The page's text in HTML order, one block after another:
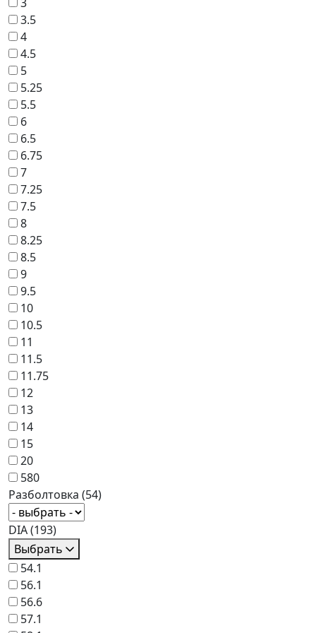
3.5
4
4.5
5
5.25
5.5
6
6.5
6.75
7
7.25
7.5
8
8.25
8.5
9
9.5
10
10.5
11
11.5
11.75
12
13
14
15
20
580
Разболтовка (54)
DIA(193)
Выбрать
54.1
56.1
56.6
57.1